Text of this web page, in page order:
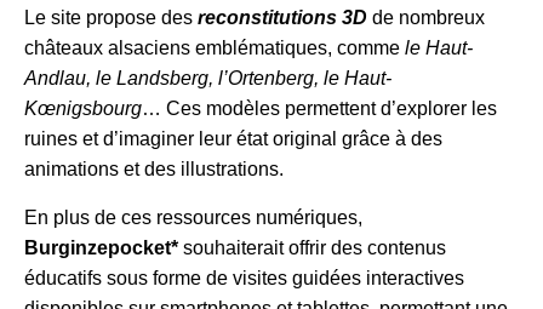
Le site propose des reconstitutions 3D de nombreux
châteaux alsaciens emblématiques, comme le Haut-
Andlau, le Landsberg, l’Ortenberg, le Haut-
Kœnigsbourg… Ces modèles permettent d’explorer les
ruines et d’imaginer leur état original grâce à des
animations et des illustrations.
En plus de ces ressources numériques,
Burginzepocket* souhaiterait offrir des contenus
éducatifs sous forme de visites guidées interactives